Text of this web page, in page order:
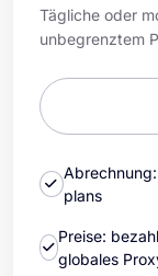
Tägliche oder
unbegrenztem
plans
Preise:
globales